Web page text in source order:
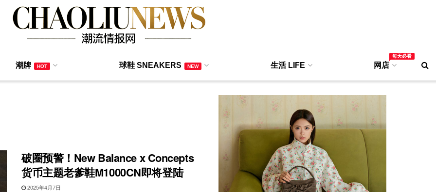
潮牌 HOT 球鞋 SNEAKERS NEW 生活 LIFE 网店
每天必看
破圈预警！New Balance x Concepts
货币主题老爹鞋M1000CN即将登陆
2025年4月7日